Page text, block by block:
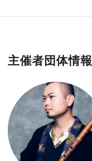
主催者団体情報